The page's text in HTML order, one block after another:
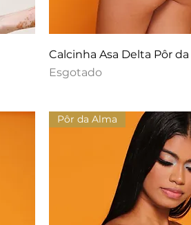
Calcinha Asa Delta Pôr
Esgotado
Pôr da Alma